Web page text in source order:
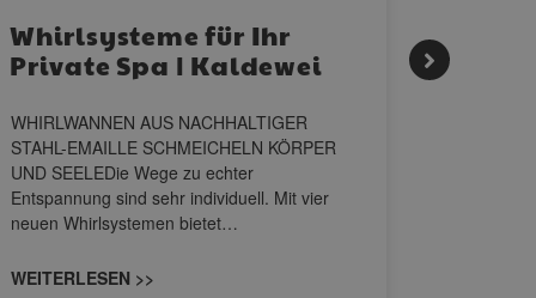
Whirlsysteme für Ihr
Private Spa | Kaldewei
WHIRLWANNEN AUS NACHHALTIGER
STAHL-EMAILLE SCHMEICHELN KÖRPER
UND SEELEDie Wege zu echter
Entspannung sind sehr individuell. Mit vier
neuen Whirlsystemen bietet…
WEITERLESEN >>